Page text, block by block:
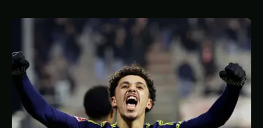
STATISTIQUES
GALERIE
À PROPOS
CONTACT